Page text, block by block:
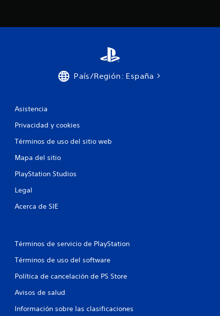
País/Región: España
Asistencia
Privacidad y cookies
Términos de uso del sitio web
Mapa del sitio
PlayStation Studios
Legal
Acerca de SIE
Términos de servicio de PlayStation
Términos de uso del software
Política de cancelación de PS Store
Avisos de salud
Información sobre las clasificaciones